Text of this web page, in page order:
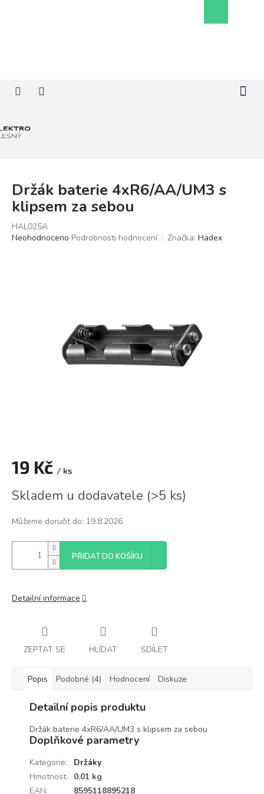
košík
Držák baterie 4xR6/AA/UM3 s
klipsem za sebou
HAL025A
Průměrné
Neohodnoceno Podrobnosti hodnocení Značka: Hadex
19 Kč / ks
cena:
Skladem u dodavatele (>5 ks)
Můžeme doručit do: 19.8.2026
PŘIDAT DO KOŠÍKU
Detailní informace
ZEPTAT SE HLÍDAT SDÍLET
Popis Podobné (4) Hodnocení Diskuze
Detailní popis produktu
Držák baterie 4xR6/AA/UM3 s klipsem za sebou
Doplňkové parametry
Kategorie:
Držáky
Hmotnost:
0.01 kg
EAN: 8595118895218